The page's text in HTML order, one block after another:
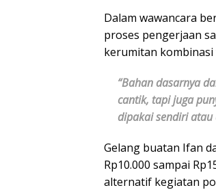
Dalam wawancara
proses pengerjaan
kerumitan
“Bahan dasarnya
cantik, tapi juga
dipakai sendiri
Gelang buatan Ifan
Rp10.000 sampai
alternatif kegiatan